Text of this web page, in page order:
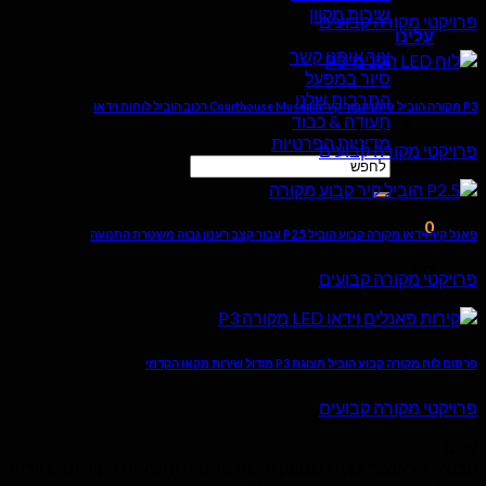
שירות מקוון
עלינו
צור איתנו קשר
סיור במפעל
התרבות שלנו
תְעוּדָה & כבוד
מדיניות הפרטיות
לחפש
אחר:
0
סל
אין מוצרים בעגלה.
פרויקטי מקורה קבועים
P3 מקורה הוביל סימן עבור קיר Courthouse Museum רכוב הוביל לוחות וידאו
פרויקטי מקורה קבועים
פאנל קיר וידאו מקורה קבוע הוביל P2.5 עבור קצב רענון גבוה משטרת התנועה
פרויקטי מקורה קבועים
פרסום לוח מקורה קבוע הוביל תצוגת P3 מודול שירות מקאו הקדמי
פרויקטי מקורה קבועים